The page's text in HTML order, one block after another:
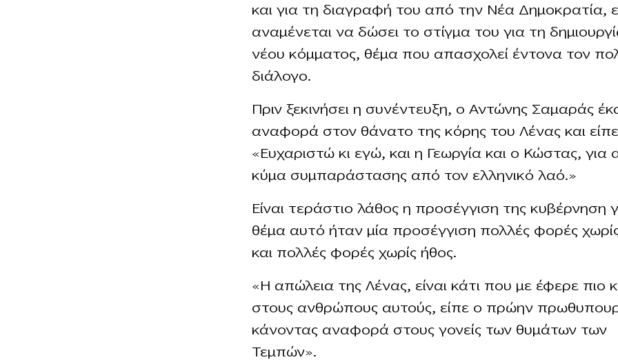
και για τη διαγραφή του από την Νέα Δημοκρατία,
αναμένεται να δώσει το στίγμα του για τη
νέου κόμματος, θέμα που απασχολεί έντονα τον
διάλογο.
Πριν ξεκινήσει η συνέντευξη, ο Αντώνης Σαμαράς
αναφορά στον θάνατο της κόρης του Λένας και
«Ευχαριστώ κι εγώ, και η Γεωργία και ο Κώστας, για
κύμα συμπαράστασης από τον ελληνικό λαό.»
Είναι τεράστιο λάθος η προσέγγιση της κυβέρνηση
θέμα αυτό ήταν μία προσέγγιση πολλές φορές
και πολλές φορές χωρίς ήθος.
«Η απώλεια της Λένας, είναι κάτι που με έφερε πιο
στους ανθρώπους αυτούς, είπε ο πρώην
κάνοντας αναφορά στους γονείς των θυμάτων των
Τεμπών».